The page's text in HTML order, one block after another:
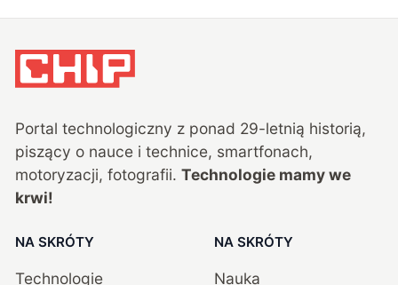
Portal technologiczny z ponad 29-letnią historią,
piszący o nauce i technice, smartfonach,
motoryzacji, fotografii. Technologie mamy we
krwi!
NA SKRÓTY
Technologie
NA SKRÓTY
Nauka